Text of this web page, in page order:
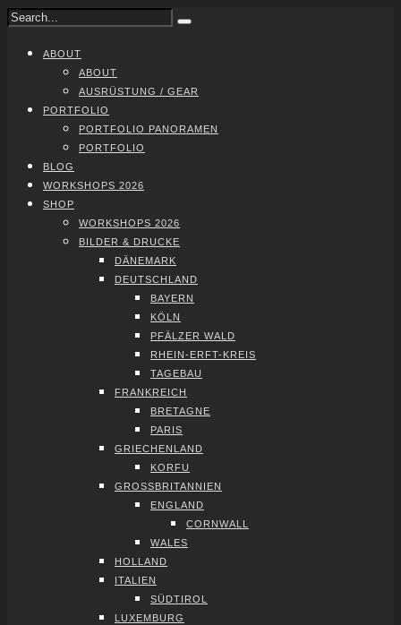
ABOUT
ABOUT
AUS­RÜS­TUNG / GEAR
PORT­FO­LIO
PORT­FO­LIO PAN­ORA­MEN
PORT­FO­LIO
BLOG
WORK­SHOPS 2026
SHOP
WORK­SHOPS 2026
BIL­DER & DRU­CKE
DÄNE­MARK
DEUTSCH­LAND
BAY­ERN
KÖLN
PFÄL­ZER WALD
RHEIN-ERFT-KREIS
TAGE­BAU
FRANK­REICH
BRE­TA­GNE
PARIS
GRIE­CHEN­LAND
KOR­FU
GROSS­BRI­TAN­NI­EN
ENG­LAND
CORN­WALL
WALES
HOL­LAND
ITA­LI­EN
SÜD­TI­ROL
LUXEM­BURG